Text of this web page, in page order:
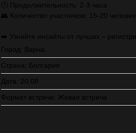
🕒 Продолжительность: 2-3 часа
👥 Количество участников: 15-20 человек
➡️ Узнайте инсайты от лучших –
Город: Варна
Страна: Болгария
Дата: 20.08
Формат встречи: Живая встреча